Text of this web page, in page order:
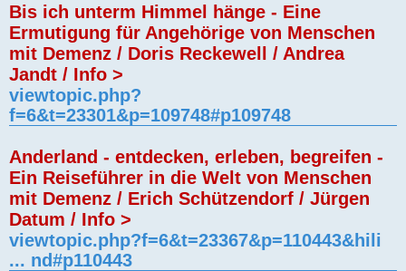
Bis ich unterm Himmel hänge - Eine
Ermutigung für Angehörige von Menschen
mit Demenz / Doris Reckewell / Andrea
Jandt / Info >
viewtopic.php?
f=6&t=23301&p=109748#p109748
Anderland - entdecken, erleben, begreifen -
Ein Reiseführer in die Welt von Menschen
mit Demenz / Erich Schützendorf / Jürgen
Datum / Info >
viewtopic.php?f=6&t=23367&p=110443&hili
... nd#p110443